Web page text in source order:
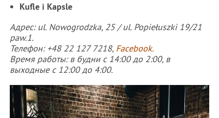
Kufle i Kapsle
Адрес: ul. Nowogrodzka, 25 / ul. Popiełuszki 19/21
paw.1.
Телефон: +48 22 127 7218, Facebook.
Время работы: в будни с 14:00 до 2:00, в
выходные с 12:00 до 4:00.